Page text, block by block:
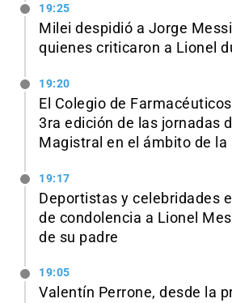
19:25
Milei despidió a Jorge
quienes criticaron a Lionel
19:20
El Colegio de
3ra edición de las jornadas
Magistral en el ámbito de la
19:17
Deportistas y celebridades
de condolencia a Lionel
de su padre
19:05
Valentín Perrone, desde la